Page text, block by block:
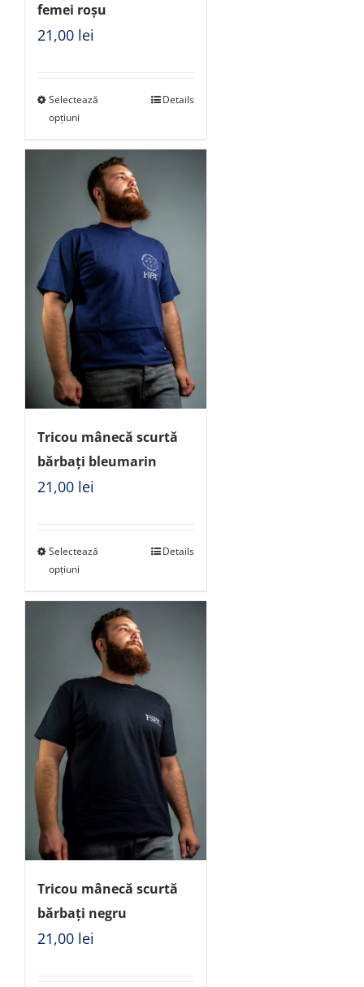
femei roșu
21,00 lei
Selectează
opțiuni
Details
Tricou mânecă scurtă
bărbați bleumarin
21,00 lei
Selectează
opțiuni
Details
Tricou mânecă scurtă
bărbați negru
21,00 lei